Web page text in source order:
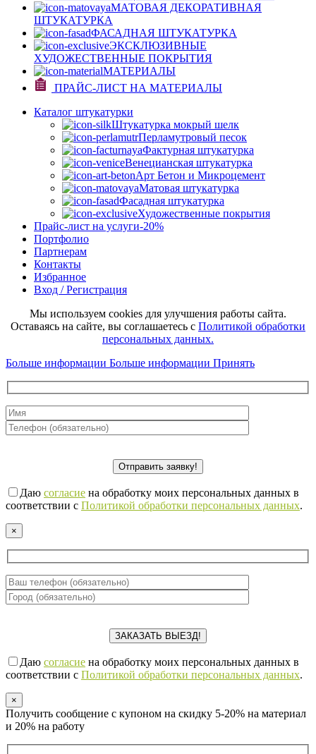
МАТОВАЯ ДЕКОРАТИВНАЯ
ШТУКАТУРКА
ФАСАДНАЯ ШТУКАТУРКА
ЭКСКЛЮЗИВНЫЕ
ХУДОЖЕСТВЕННЫЕ ПОКРЫТИЯ
МАТЕРИАЛЫ
ПРАЙС-ЛИСТ НА МАТЕРИАЛЫ
Каталог штукатурки
Штукатурка мокрый шелк
Перламутровый песок
Фактурная штукатурка
Венецианская штукатурка
Арт Бетон и Микроцемент
Матовая штукатурка
Фасадная штукатурка
Художественные покрытия
Прайс-лист на услуги-20%
Портфолио
Партнерам
Контакты
Избранное
Вход / Регистрация
Мы используем cookies для улучшения работы сайта.
Оставаясь на сайте, вы соглашаетесь с Политикой обработки
персональных данных.
Больше информации Больше информации Принять
Даю согласие на обработку моих персональных данных в
соответствии с Политикой обработки персональных данных.
×
Даю согласие на обработку моих персональных данных в
соответствии с Политикой обработки персональных данных.
×
Получить сообщение с купоном на скидку 5-20% на материал
и 20% на работу